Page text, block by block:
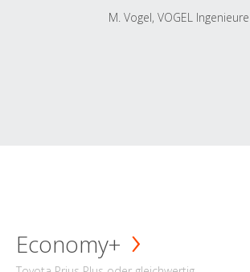
M. Vogel, VOGEL Ingenieure
Economy+